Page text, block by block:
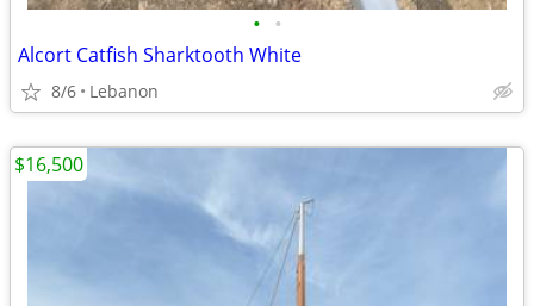
• •
Alcort Catfish Sharktooth White
8/6 Lebanon
$16,500